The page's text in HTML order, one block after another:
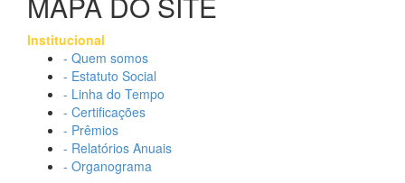
Institucional
- Quem somos
- Estatuto Social
- Linha do Tempo
- Certificações
- Prêmios
- Relatórios Anuais
- Organograma